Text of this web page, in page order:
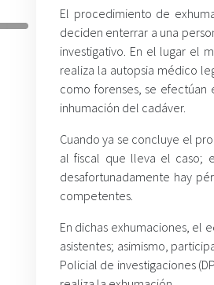
El procedimiento de
deciden enterrar a una
investigativo. En el lugar el
realiza la autopsia médico
como forenses, se
inhumación del cadáver.
Cuando ya se concluye el
al fiscal que lleva el caso;
desafortunadamente hay
competentes.
En dichas exhumaciones, el
asistentes; asimismo,
Policial de investigaciones